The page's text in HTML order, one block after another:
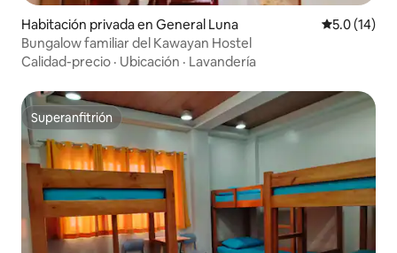
Habitación privada en General Luna Calificación
5.0 (14)
Bungalow familiar del Kawayan Hostel
Calidad-precio · Ubicación · Lavandería
Superanfitrión
Superanfitrión